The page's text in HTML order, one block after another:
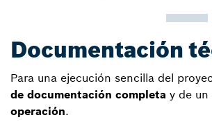
Documentación
Para una ejecución sencilla del
de documentación completa y de un
operación.